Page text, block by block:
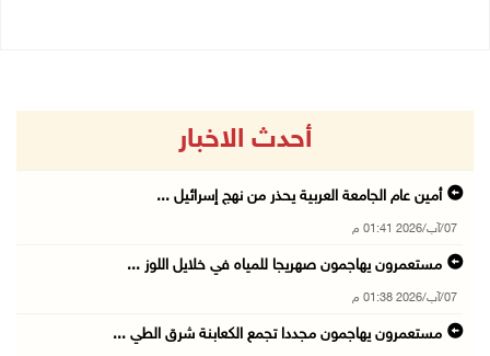
أحدث الاخبار
أمين عام الجامعة العربية يحذر من نهج إسرائيل ...
07/آب/2026 01:41 م
مستعمرون يهاجمون صهريجا للمياه في خلايل اللوز ...
07/آب/2026 01:38 م
مستعمرون يهاجمون مجددا تجمع الكعابنة شرق الطي ...